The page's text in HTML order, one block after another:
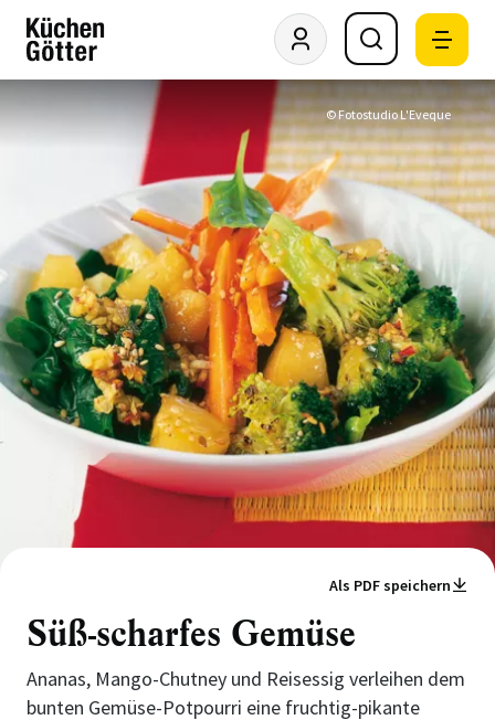
© Fotostudio L'Eveque
Als PDF speichern
Süß-scharfes Gemüse
Ananas, Mango-Chutney und Reisessig verleihen dem
bunten Gemüse-Potpourri eine fruchtig-pikante